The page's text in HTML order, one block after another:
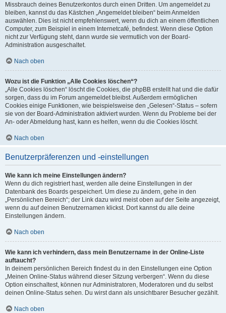
Missbrauch deines Benutzerkontos durch einen Dritten. Um angemeldet zu
bleiben, kannst du das Kästchen „Angemeldet bleiben“ beim Anmelden
auswählen. Dies ist nicht empfehlenswert, wenn du dich an einem öffentlichen
Computer, zum Beispiel in einem Internetcafé, befindest. Wenn diese Option
nicht zur Verfügung steht, dann wurde sie vermutlich von der Board-
Administration ausgeschaltet.
Nach oben
Wozu ist die Funktion „Alle Cookies löschen“?
„Alle Cookies löschen“ löscht die Cookies, die phpBB erstellt hat und die dafür
sorgen, dass du im Forum angemeldet bleibst. Außerdem ermöglichen
Cookies einige Funktionen, wie beispielsweise den „Gelesen“-Status – sofern
sie von der Board-Administration aktiviert wurden. Wenn du Probleme bei der
An- oder Abmeldung hast, kann es helfen, wenn du die Cookies löscht.
Nach oben
Benutzerpräferenzen und -einstellungen
Wie kann ich meine Einstellungen ändern?
Wenn du dich registriert hast, werden alle deine Einstellungen in der
Datenbank des Boards gespeichert. Um diese zu ändern, gehe in den
„Persönlichen Bereich“; der Link dazu wird meist oben auf der Seite angezeigt,
wenn du auf deinen Benutzernamen klickst. Dort kannst du alle deine
Einstellungen ändern.
Nach oben
Wie kann ich verhindern, dass mein Benutzername in der Online-Liste
auftaucht?
In deinem persönlichen Bereich findest du in den Einstellungen eine Option
„Meinen Online-Status während dieser Sitzung verbergen“. Wenn du diese
Option einschaltest, können nur Administratoren, Moderatoren und du selbst
deinen Online-Status sehen. Du wirst dann als unsichtbarer Besucher gezählt.
Nach oben